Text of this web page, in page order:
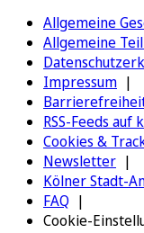
Allgemeine
Allgemeine
Impressum
RSS-Feeds auf
Cookies &
Newsletter
Kölner Stadt-
FAQ
Cookie-